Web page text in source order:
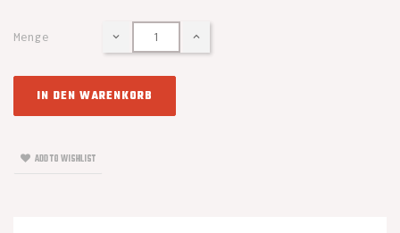
Menge
IN DEN WARENKORB
ADD TO WISHLIST